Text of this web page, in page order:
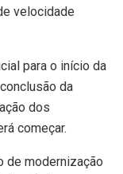
velocidade
para o início da
da
dos
começar.
de modernização